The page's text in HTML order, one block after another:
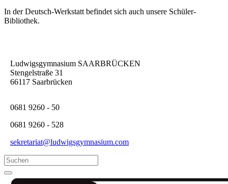
In der Deutsch-Werkstatt befindet sich auch unsere Schüler-
Bibliothek.
Ludwigsgymnasium SAARBRÜCKEN
Stengelstraße 31
66117 Saarbrücken
0681 9260 - 50
0681 9260 - 528
sekretariat@ludwigsgymnasium.com